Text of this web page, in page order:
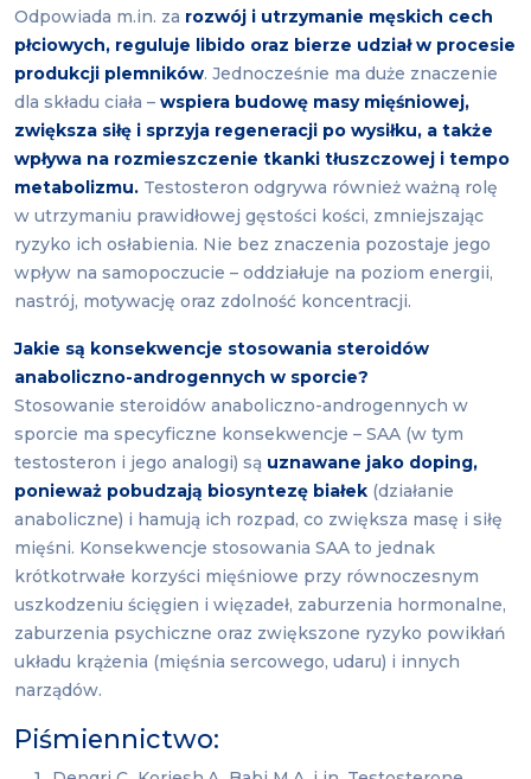
Odpowiada m.in. za rozwój i utrzymanie męskich cech
płciowych, reguluje libido oraz bierze udział w procesie
produkcji plemników. Jednocześnie ma duże znaczenie
dla składu ciała – wspiera budowę masy mięśniowej,
zwiększa siłę i sprzyja regeneracji po wysiłku, a także
wpływa na rozmieszczenie tkanki tłuszczowej i tempo
metabolizmu. Testosteron odgrywa również ważną rolę
w utrzymaniu prawidłowej gęstości kości, zmniejszając
ryzyko ich osłabienia. Nie bez znaczenia pozostaje jego
wpływ na samopoczucie – oddziałuje na poziom energii,
nastrój, motywację oraz zdolność koncentracji.
Jakie są konsekwencje stosowania steroidów
anaboliczno-androgennych w sporcie?
Stosowanie steroidów anaboliczno-androgennych w
sporcie ma specyficzne konsekwencje – SAA (w tym
testosteron i jego analogi) są uznawane jako doping,
ponieważ pobudzają biosyntezę białek (działanie
anaboliczne) i hamują ich rozpad, co zwiększa masę i siłę
mięśni. Konsekwencje stosowania SAA to jednak
krótkotrwałe korzyści mięśniowe przy równoczesnym
uszkodzeniu ścięgien i więzadeł, zaburzenia hormonalne,
zaburzenia psychiczne oraz zwiększone ryzyko powikłań
układu krążenia (mięśnia sercowego, udaru) i innych
narządów.
Piśmiennictwo: